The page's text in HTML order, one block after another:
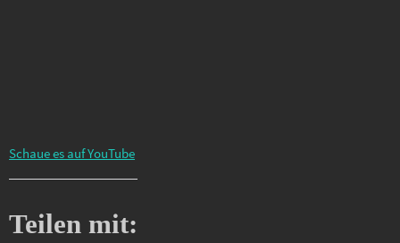
Schaue es auf YouTube
Teilen mit: